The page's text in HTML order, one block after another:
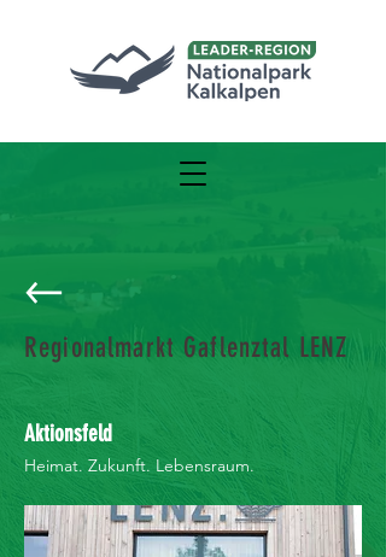
Regionalmarkt Gaflenztal LENZ
Aktionsfeld
Heimat. Zukunft. Lebensraum.